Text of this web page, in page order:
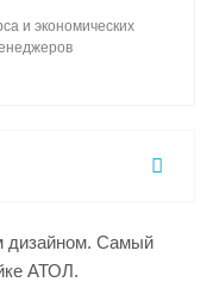
и экономических
дизайном. Самый
АТОЛ.